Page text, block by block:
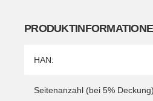
Produkteigenschaft
Wert
HAN:
Seitenanzahl (bei 5%